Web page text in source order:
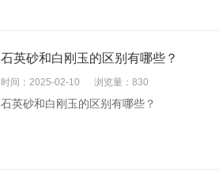
石英砂和白刚玉的区别有哪些？
时间：2025-02-10 浏览量：830
石英砂和白刚玉的区别有哪些？